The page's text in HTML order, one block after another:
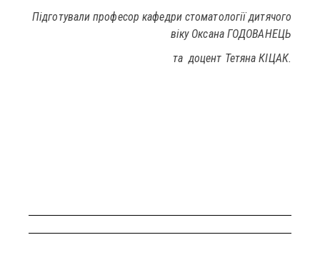
Підготували професор кафедри стоматології дитячого
віку Оксана ГОДОВАНЕЦЬ
та доцент Тетяна КІЦАК.